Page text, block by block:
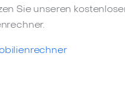
Sie unseren